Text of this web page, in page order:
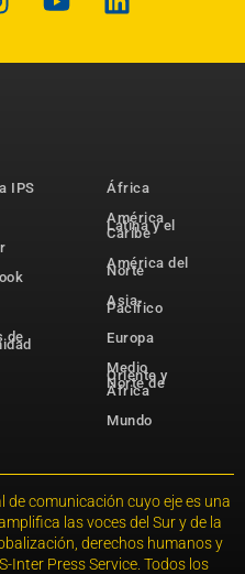
IPS
de
África
América
Latina y el
Caribe
América del
Norte
Asia-
Pacífico
Europa
Medio
Oriente y
Norte de
África
Mundo
comunicación cuyo eje es una
las voces del Sur y de la
derechos humanos y
Inter Press Service. Todos los